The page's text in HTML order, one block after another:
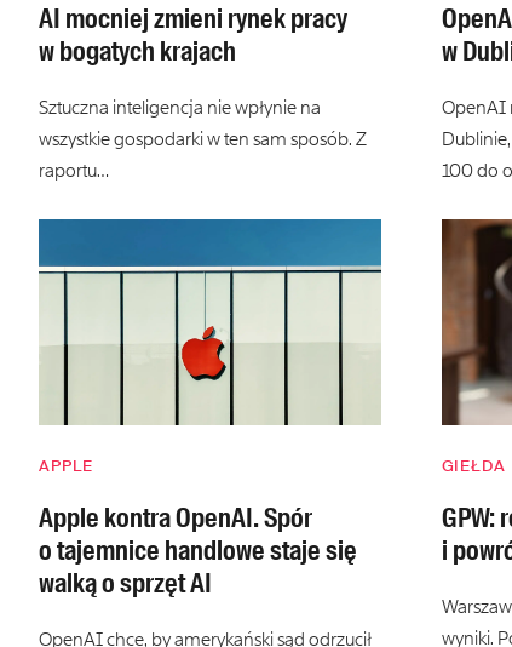
AI mocniej zmieni rynek pracy
w bogatych krajach
Sztuczna inteligencja nie wpłynie na
wszystkie gospodarki w ten sam sposób. Z
raportu…
w
OpenAI
100 do
APPLE
Apple kontra OpenAI. Spór
o tajemnice handlowe staje się
walką o sprzęt AI
OpenAI chce, by amerykański sąd odrzucił
GIEŁDA
GPW:
i
wyniki.